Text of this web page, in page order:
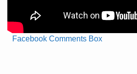
Facebook Comments Box